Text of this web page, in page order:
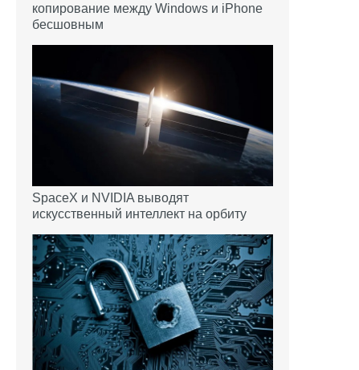
копирование между Windows и iPhone
бесшовным
SpaceX и NVIDIA выводят
искусственный интеллект на орбиту